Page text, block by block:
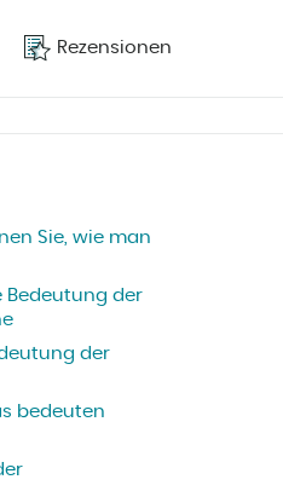
Rezensionen
Sie, wie man
Bedeutung der
der
bedeuten